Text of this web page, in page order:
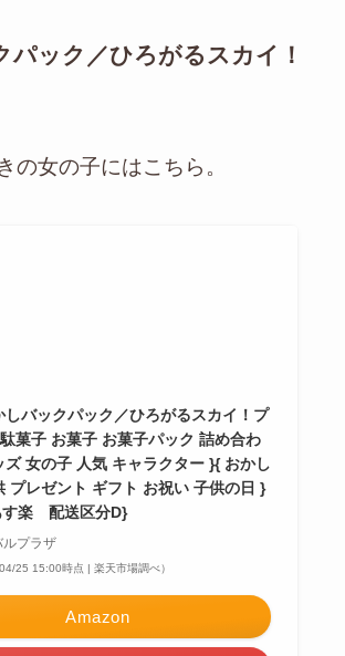
パック／ひろがるスカイ！
の女の子にはこちら。
しバックパック／ひろがるスカイ！プ
菓子 お菓子 お菓子パック 詰め合わ
ズ 女の子 人気 キャラクター }{ おかし
プレゼント ギフト お祝い 子供の日 }
楽 配送区分D}
ルプラザ
25 15:00時点 | 楽天市場調べ）
Amazon